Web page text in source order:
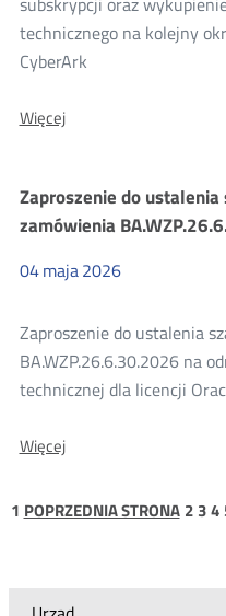
technicznego na kolejny
CyberArk
WięcejO:
szacunkowej
wartości
zamówienia
Zaproszenie do
zamówienia
04maja2026
Zaproszenie do ustalenia
BA.WZP.26.6.30.2026 na
technicznej dla licencji
WięcejO:
ustalenia
szacunkowej
1strona
POPRZEDNIA STRONA 2 34